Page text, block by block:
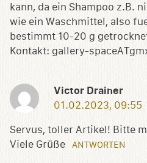
kann, da ein Shampoo z.B.
wie ein Waschmittel, also
bestimmt 10-20 g
Kontakt: gallery-
Victor Drainer
01.02.2023, 09:55
Servus, toller Artikel! Bitte
Viele Grüße
ANTWORTEN